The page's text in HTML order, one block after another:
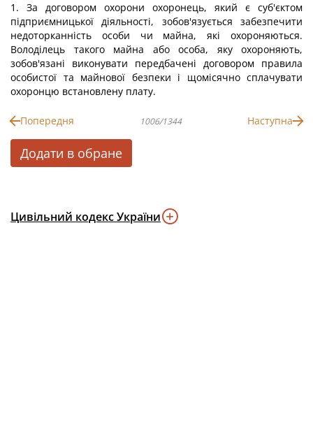
1. За договором охорони охоронець, який є суб'єктом
підприємницької діяльності, зобов'язується забезпечити
недоторканність особи чи майна, які охороняються.
Володілець такого майна або особа, яку охороняють,
зобов'язані виконувати передбачені договором правила
особистої та майнової безпеки і щомісячно сплачувати
охоронцю встановлену плату.
Попередня 1006/1344 Наступна
Додати в обране
Цивільний кодекс України